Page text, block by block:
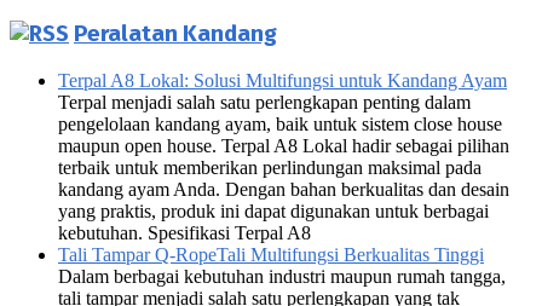
Peralatan Kandang
Terpal A8 Lokal: Solusi Multifungsi untuk Kandang Ayam
Terpal menjadi salah satu perlengkapan penting dalam
pengelolaan kandang ayam, baik untuk sistem close house
maupun open house. Terpal A8 Lokal hadir sebagai pilihan
terbaik untuk memberikan perlindungan maksimal pada
kandang ayam Anda. Dengan bahan berkualitas dan desain
yang praktis, produk ini dapat digunakan untuk berbagai
kebutuhan. Spesifikasi Terpal A8
Tali Tampar Q-RopeTali Multifungsi Berkualitas Tinggi
Dalam berbagai kebutuhan industri maupun rumah tangga,
tali tampar menjadi salah satu perlengkapan yang tak